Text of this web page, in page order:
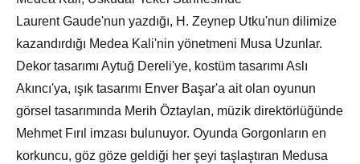
Laurent Gaude'nun yazdığı, H. Zeynep Utku'nun dilimize
kazandırdığı Medea Kali'nin yönetmeni Musa Uzunlar.
Dekor tasarımı Aytuğ Dereli'ye, kostüm tasarımı Aslı
Akıncı'ya, ışık tasarımı Enver Başar'a ait olan oyunun
görsel tasarımında Merih Öztaylan, müzik direktörlüğünde
Mehmet Fırıl imzası bulunuyor. Oyunda Gorgonların en
korkuncu, göz göze geldiği her şeyi taşlaştıran Medusa